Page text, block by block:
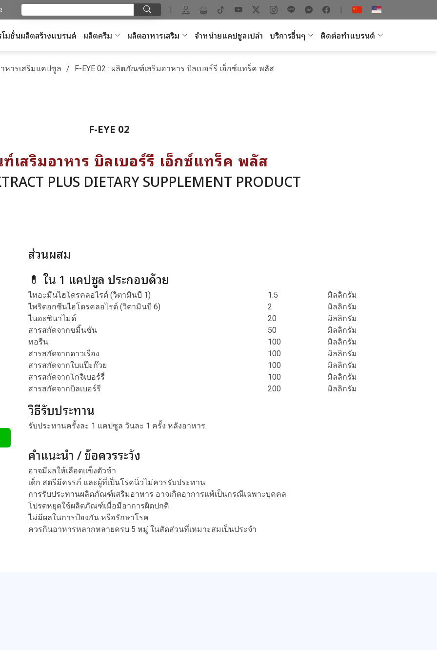
| |
โมชั่นผลิตสร้างแบรนด์ ผลิตครีม ผลิตอาหารเสริม จำหน่ายแคปซูลเปล่า บริการอื่นๆ ติดต่อทำแบรนด์
หารเสริมแคปซูล F-EYE 02 : ผลิตภัณฑ์เสริมอาหาร บิลเบอร์รี เอ็กซ์แทร็ค พลัส
F-EYE 02
เสริมอาหาร บิลเบอร์รี เอ็กซ์แทร็ค พลัส
PLUS DIETARY SUPPLEMENT PRODUCT
ส่วนผสม
💊 ใน 1 แคปซูล ประกอบด้วย
ไทอะมีนไฮโดรคลอไรด์ (วิตามินบี 1) 1.5
มิลลิกรัม
ไพริดอกซีนไฮโดรคลอไรด์ (วิตามินบี 6)
2
มิลลิกรัม
ไนอะซินาไมด์
20
มิลลิกรัม
สารสกัดจากขมิ้นชัน
50
มิลลิกรัม
ทอรีน
100
มิลลิกรัม
สารสกัดจากดาวเรือง
100
มิลลิกรัม
สารสกัดจากใบแป๊ะก๊วย
100
มิลลิกรัม
สารสกัดจากโกจิเบอร์รี่
100
มิลลิกรัม
สารสกัดจากบิลเบอร์รี
200 มิลลิกรัม
วิธีรับประทาน
รับประทานครั้งละ 1 แคปซูล วันละ 1 ครั้ง หลังอาหาร
คำแนะนำ / ข้อควรระวัง
อาจมีผลให้เลือดแข็งตัวช้า
เด็ก สตรีมีครรภ์ และผู้ที่เป็นโรคนิ่วไม่ควรรับประทาน
การรับประทานผลิตภัณฑ์เสริมอาหาร อาจเกิดอาการแพ้เป็นกรณีเฉพาะบุคคล
โปรดหยุดใช้ผลิตภัณฑ์เมื่อมีอาการผิดปกติ
ไม่มีผลในการป้องกัน หรือรักษาโรค
ควรกินอาหารหลากหลายครบ 5 หมู่ ในสัดส่วนที่เหมาะสมเป็นประจำ